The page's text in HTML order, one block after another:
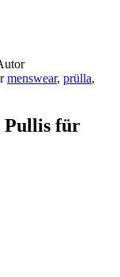
menswear, prülla,
Pullis für